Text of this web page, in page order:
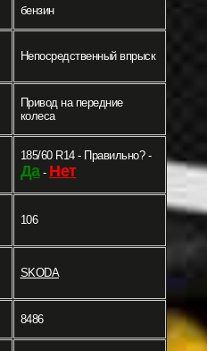
бензин
Непосредственный впрыск
Привод на передние
колеса
185/60 R14 - Правильно? -
Да- Нет
106
SKODA
8486